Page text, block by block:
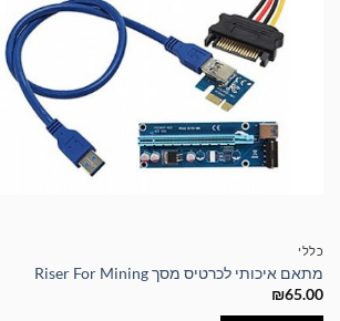
כללי
מתאם איכותי לכרטיס מסך Riser For Mining
₪65.00